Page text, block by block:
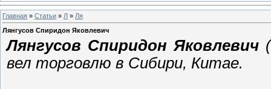
Главная » Статьи » Л » Ля
Лянгусов Спиридон Яковлевич
Лянгусов Спиридон Яковлевич
вел торговлю в Сибири, Китае.